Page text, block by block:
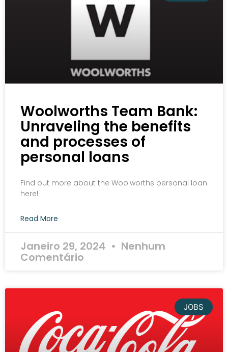
Woolworths Team Bank:
Unraveling the benefits
and processes of
personal loans
Find out more about the Woolworths personal loan
here!
Read More
Janeiro 29, 2024 Nenhum
Comentário
JOBS